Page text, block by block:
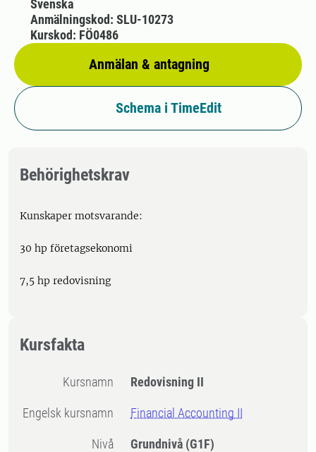
Svenska
Anmälan & antagning
Anmälningskod: SLU-10273
Kurskod: FÖ0486
Schema i TimeEdit
Behörighetskrav
Kunskaper motsvarande:
30 hp företagsekonomi
7,5 hp redovisning
Kursfakta
Kursnamn Redovisning II
Engelsk kursnamn Financial Accounting II
Nivå Grundnivå (G1F)